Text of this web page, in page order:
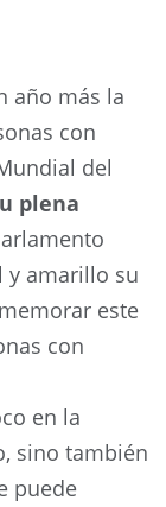
año más la
con
del
plena
y amarillo su
este
con
en la
sino también
puede